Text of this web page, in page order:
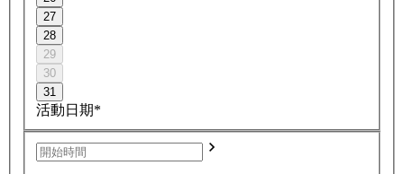
27
28
29
30
31
活動日期*